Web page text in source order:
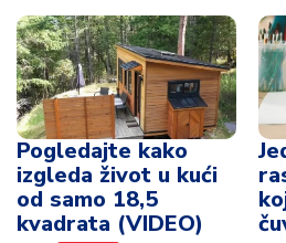
Pogledajte kako
izgleda život u kući
od samo 18,5
kvadrata (VIDEO)